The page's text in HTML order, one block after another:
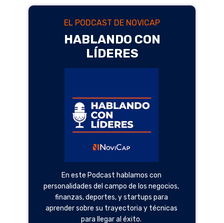
En este Podcast hablamos con
personalidades del campo de los negocios,
finanzas, deportes, y startups para
aprender sobre su trayectoria y técnicas
para llegar al éxito.
HABLANDO CON
LÍDERES
EL PODCAST DE NOVICAP